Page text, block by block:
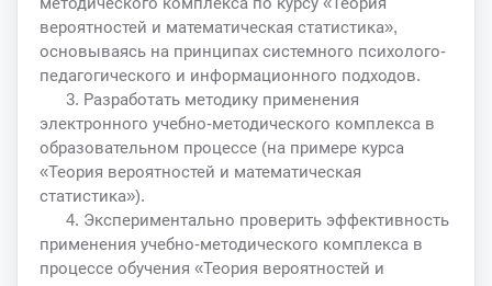
вероятностей и математическая статистика»,
основываясь на принципах системного психолого-
педагогического и информационного подходов.
3. Разработать методику применения
электронного учебно-методического комплекса в
образовательном процессе (на примере курса
«Теория вероятностей и математическая
статистика»).
4. Экспериментально проверить эффективность
применения учебно-методического комплекса в
процессе обучения «Теория вероятностей и